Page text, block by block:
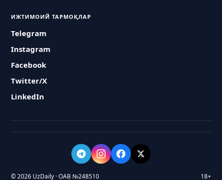
ИЖТИМОИЙ ТАРМОҚЛАР
Telegram
Instagram
Facebook
Twitter/X
LinkedIn
© 2026 UzDaily · ОАВ №248510 18+